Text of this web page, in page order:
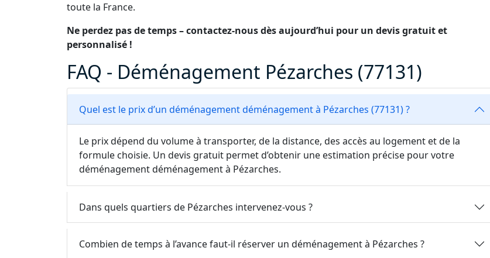
toute la France.
Ne perdez pas de temps – contactez-nous dès aujourd’hui pour un devis gratuit et
personnalisé !
FAQ - Déménagement Pézarches (77131)
Quel est le prix d’un déménagement déménagement à Pézarches (77131) ?
Le prix dépend du volume à transporter, de la distance, des accès au logement et de la
formule choisie. Un devis gratuit permet d’obtenir une estimation précise pour votre
déménagement déménagement à Pézarches.
Dans quels quartiers de Pézarches intervenez-vous ?
Combien de temps à l’avance faut-il réserver un déménagement à Pézarches ?